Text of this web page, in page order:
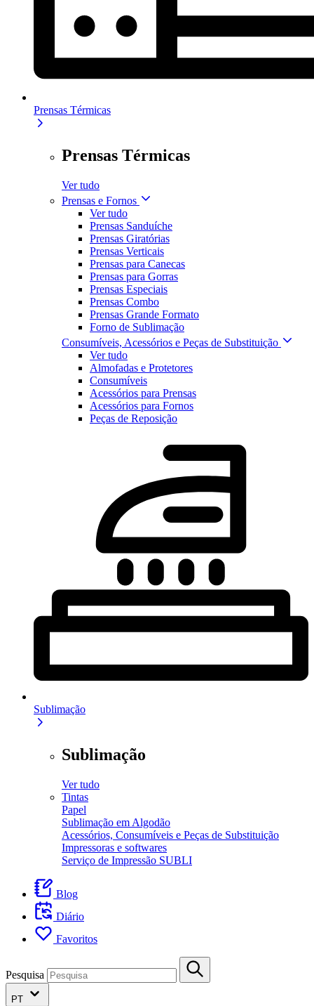
Prensas Térmicas
Prensas Térmicas
Ver tudo
Prensas e Fornos
Ver tudo
Prensas Sanduíche
Prensas Giratórias
Prensas Verticais
Prensas para Canecas
Prensas para Gorras
Prensas Especiais
Prensas Combo
Prensas Grande Formato
Forno de Sublimação
Consumíveis, Acessórios e Peças de Substituição
Ver tudo
Almofadas e Protetores
Consumíveis
Acessórios para Prensas
Acessórios para Fornos
Peças de Reposição
Sublimação
Sublimação
Ver tudo
Tintas
Papel
Sublimação em Algodão
Acessórios, Consumíveis e Peças de Substituição
Impressoras e softwares
Serviço de Impressão SUBLI
Blog
Diário
Favoritos
Pesquisa
PT